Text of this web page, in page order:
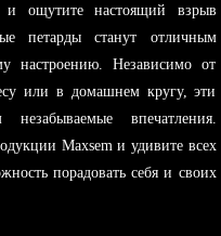
ощутите настоящий взрыв
петарды станут отличным
настроению. Независимо от
или в домашнем кругу, эти
впечатления.
Maxsem и удивите всех
порадовать себя и своих